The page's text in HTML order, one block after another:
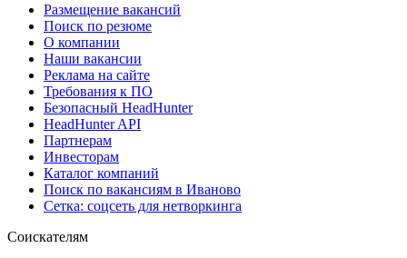
Размещение вакансий
Поиск по резюме
О компании
Наши вакансии
Реклама на сайте
Требования к ПО
Безопасный HeadHunter
HeadHunter API
Партнерам
Инвесторам
Каталог компаний
Поиск по вакансиям в Иваново
Сетка: соцсеть для нетворкинга
Соискателям